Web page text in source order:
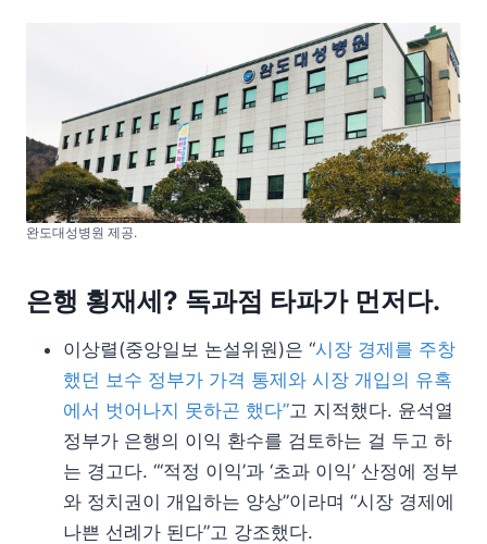
완도대성병원 제공.
은행 횡재세? 독과점 타파가 먼저다.
이상렬(중앙일보 논설위원)은 “시장 경제를 주창
했던 보수 정부가 가격 통제와 시장 개입의 유혹
에서 벗어나지 못하곤 했다”고 지적했다. 윤석열
정부가 은행의 이익 환수를 검토하는 걸 두고 하
는 경고다. “‘적정 이익’과 ‘초과 이익’ 산정에 정부
와 정치권이 개입하는 양상”이라며 “시장 경제에
나쁜 선례가 된다”고 강조했다.